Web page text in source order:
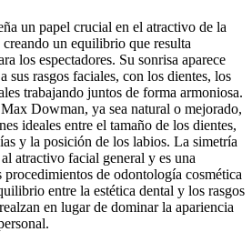
un papel crucial en el atractivo de la
un equilibrio que resulta
los espectadores. Su sonrisa aparece
sus rasgos faciales, con los dientes, los
trabajando juntos de forma armoniosa.
Dowman, ya sea natural o mejorado,
ideales entre el tamaño de los dientes,
y la posición de los labios. La simetría
atractivo facial general y es una
de odontología cosmética
entre la estética dental y los rasgos
en lugar de dominar la apariencia